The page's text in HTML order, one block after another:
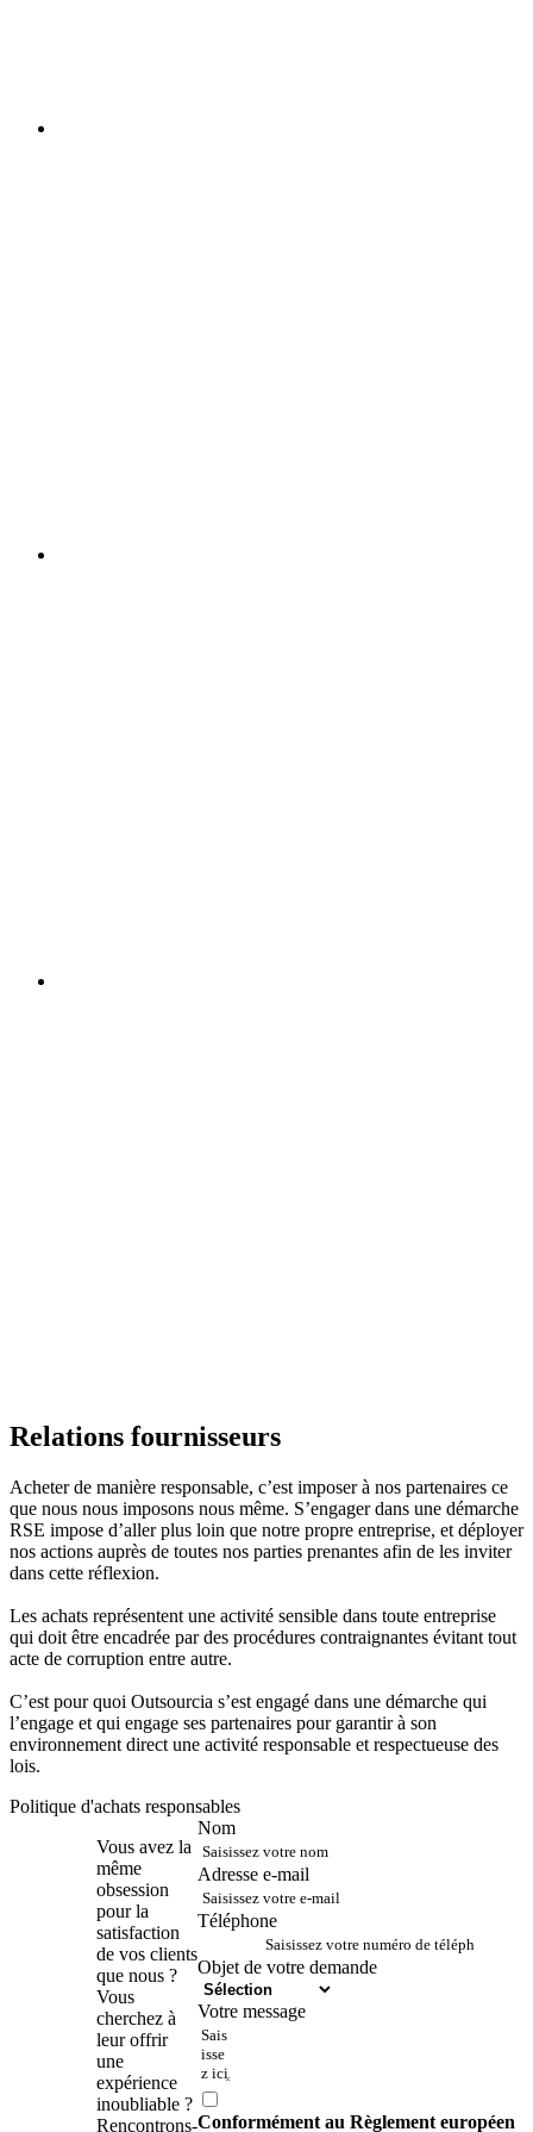
Relations fournisseurs
Acheter de manière responsable, c’est imposer à nos partenaires ce
que nous nous imposons nous même. S’engager dans une démarche
RSE impose d’aller plus loin que notre propre entreprise, et déployer
nos actions auprès de toutes nos parties prenantes afin de les inviter
dans cette réflexion.
Les achats représentent une activité sensible dans toute entreprise
qui doit être encadrée par des procédures contraignantes évitant tout
acte de corruption entre autre.
C’est pour quoi Outsourcia s’est engagé dans une démarche qui
l’engage et qui engage ses partenaires pour garantir à son
environnement direct une activité responsable et respectueuse des
lois.
Politique d'achats responsables
Vous avez la
même
obsession
pour la
satisfaction
de vos clients
que nous ?
Vous
cherchez à
leur offrir
une
expérience
inoubliable ?
Rencontrons-
Nom
Adresse e-mail
Téléphone
Objet de votre demande
Votre message
Conformément au Règlement européen